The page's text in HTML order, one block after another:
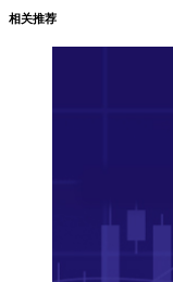
相关推荐